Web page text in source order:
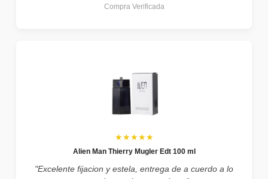
Compra Verificada
★★★★★
Alien Man Thierry Mugler Edt 100 ml
"Excelente fijacion y estela, entrega de a cuerdo a lo